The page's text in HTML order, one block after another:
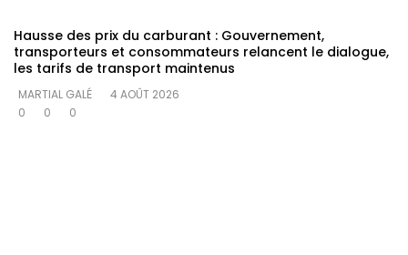
Hausse des prix du carburant : Gouvernement,
transporteurs et consommateurs relancent le dialogue,
les tarifs de transport maintenus
MARTIAL GALÉ
4 AOÛT 2026
0
0 0